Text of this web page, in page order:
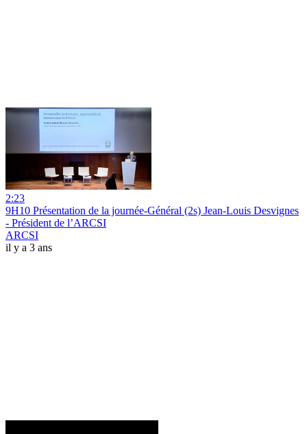
2:23
9H10 Présentation de la journée-Général (2s) Jean-Louis Desvignes
- Président de l’ARCSI
ARCSI
il y a 3 ans